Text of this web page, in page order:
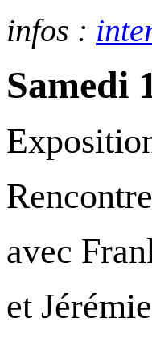
infos :
Samedi
avec
et